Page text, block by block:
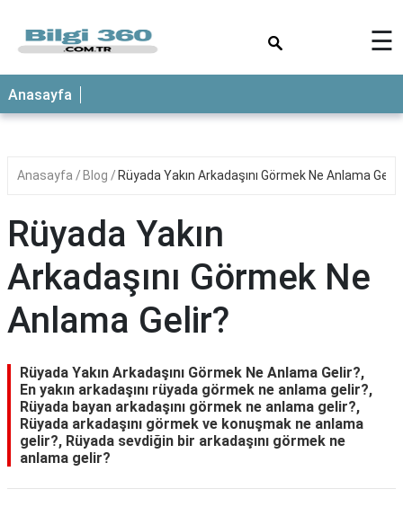
ANASAYFA
☰
Anasayfa
Anasayfa Blog Rüyada Yakın Arkadaşını Görmek Ne Anlama
Rüyada Yakın
Arkadaşını Görmek Ne
Anlama Gelir?
Rüyada Yakın Arkadaşını Görmek Ne Anlama Gelir?,
En yakın arkadaşını rüyada görmek ne anlama gelir?,
Rüyada bayan arkadaşını görmek ne anlama gelir?,
Rüyada arkadaşını görmek ve konuşmak ne anlama
gelir?, Rüyada sevdiğin bir arkadaşını görmek ne
anlama gelir?